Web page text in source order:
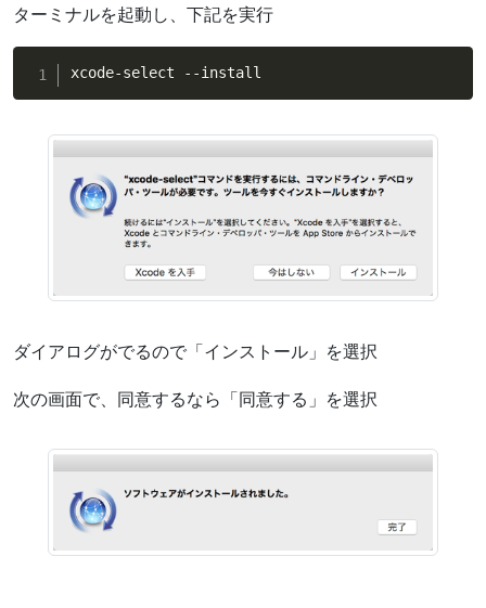
ターミナルを起動し、下記を実行
xcode-select --install
ダイアログがでるので「インストール」を選択
次の画面で、同意するなら「同意する」を選択